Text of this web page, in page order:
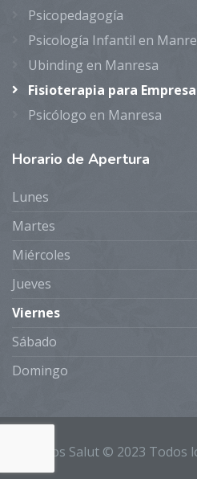
Psicopedagogía
Psicología Infantil en
Ubinding en Manresa
Fisioterapia para
Psicólogo en Manresa
Horario de Apertura
Lunes
Martes
Miércoles
Jueves
Viernes
Sábado
Domingo
Kronos Salut © 2023 Todos